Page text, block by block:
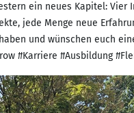
ein neues Kapitel:
jede Menge neue
und wünschen euch
#Karriere #Ausbildung